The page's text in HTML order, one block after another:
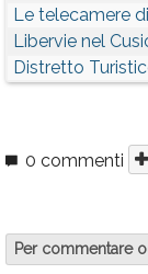
Le telecamere
Libervie nel
Distretto
0 commenti
Per commentare